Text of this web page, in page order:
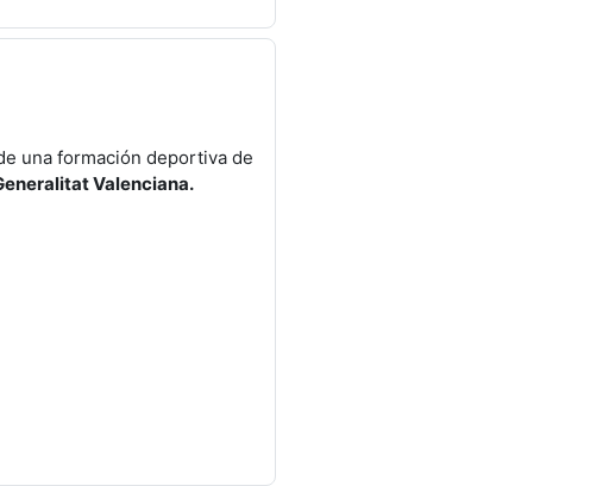
una formación deportiva de
Valenciana.